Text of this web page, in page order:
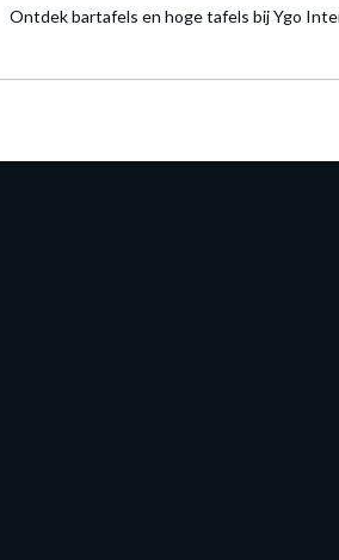
Ontdek bartafels en hoge tafels bij Ygo